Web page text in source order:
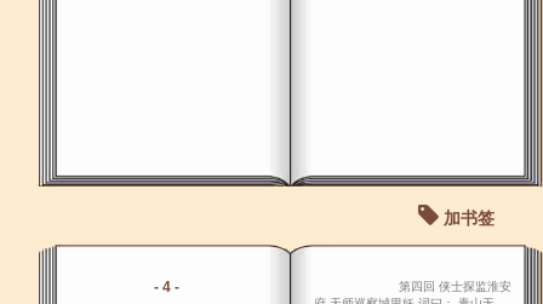
加书签
- 4 -
第四回 侠士探监淮安